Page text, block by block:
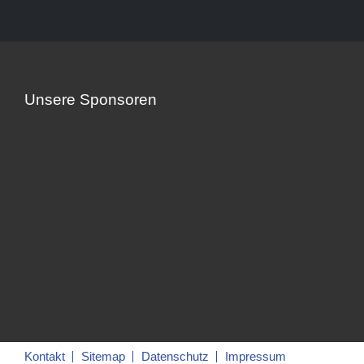
Unsere Sponsoren
Kontakt Sitemap Datenschutz Impressum